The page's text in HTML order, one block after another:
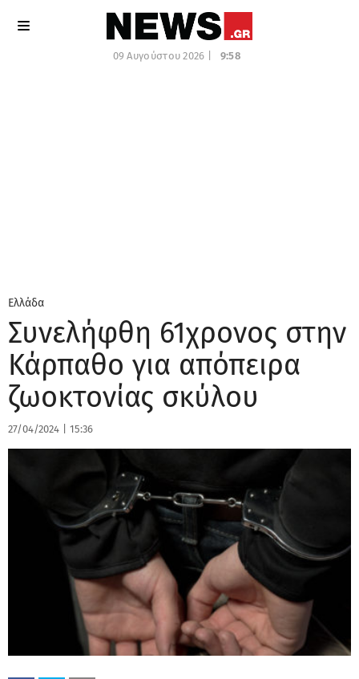
09 Αυγούστου 2026 | 9:58
Ελλάδα
Συνελήφθη 61χρονος στην
Κάρπαθο για απόπειρα
ζωοκτονίας σκύλου
27/04/2024 15:36